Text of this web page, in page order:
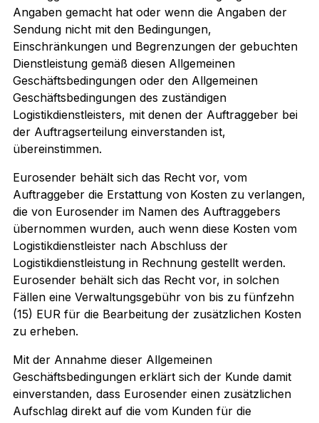
Angaben gemacht hat oder wenn die Angaben der
Sendung nicht mit den Bedingungen,
Einschränkungen und Begrenzungen der gebuchten
Dienstleistung gemäß diesen Allgemeinen
Geschäftsbedingungen oder den Allgemeinen
Geschäftsbedingungen des zuständigen
Logistikdienstleisters, mit denen der Auftraggeber bei
der Auftragserteilung einverstanden ist,
übereinstimmen.
Eurosender behält sich das Recht vor, vom
Auftraggeber die Erstattung von Kosten zu verlangen,
die von Eurosender im Namen des Auftraggebers
übernommen wurden, auch wenn diese Kosten vom
Logistikdienstleister nach Abschluss der
Logistikdienstleistung in Rechnung gestellt werden.
Eurosender behält sich das Recht vor, in solchen
Fällen eine Verwaltungsgebühr von bis zu fünfzehn
(15) EUR für die Bearbeitung der zusätzlichen Kosten
zu erheben.
Mit der Annahme dieser Allgemeinen
Geschäftsbedingungen erklärt sich der Kunde damit
einverstanden, dass Eurosender einen zusätzlichen
Aufschlag direkt auf die vom Kunden für die